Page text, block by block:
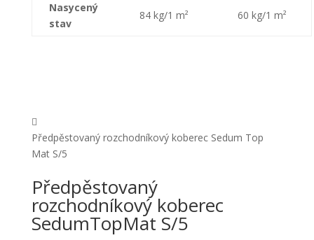
Nasycený
stav
84 kg/1 m² 60 kg/1 m²

Předpěstovaný rozchodníkový koberec Sedum Top
Mat S/5
Předpěstovaný
rozchodníkový koberec
SedumTopMat S/5